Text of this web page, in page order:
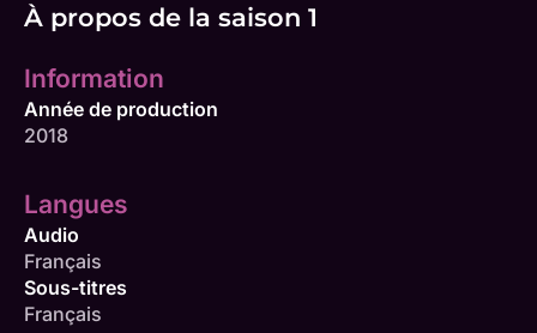
À propos de la saison 1
Information
Année de production
2018
Langues
Audio
Français
Sous-titres
Français